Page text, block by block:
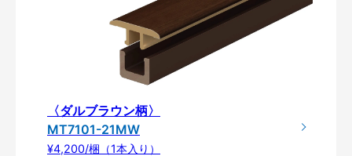
〈ダルブラウン柄〉
MT7101-21MW
¥4,200/梱（1本入り）